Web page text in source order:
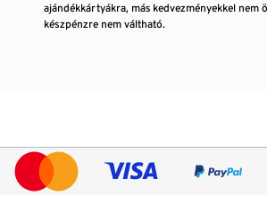
ajándékkártyákra, más kedvezményekkel nem
készpénzre nem váltható.